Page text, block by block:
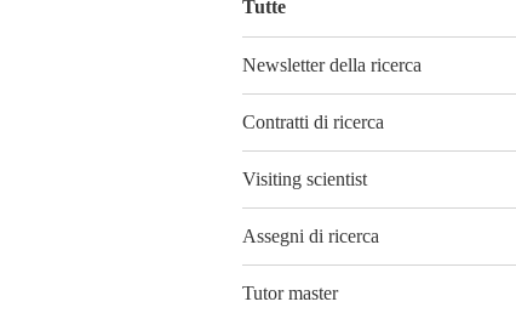
Tutte
Newsletter della ricerca
Contratti di ricerca
Visiting scientist
Assegni di ricerca
Tutor master